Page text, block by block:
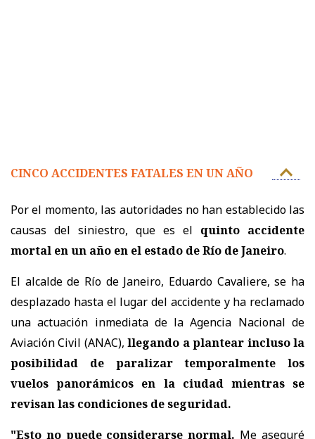
CINCO ACCIDENTES FATALES EN UN AÑO
Por el momento, las autoridades no han establecido las
causas del siniestro, que es el quinto accidente
mortal en un año en el estado de Río de Janeiro.
El alcalde de Río de Janeiro, Eduardo Cavaliere, se ha
desplazado hasta el lugar del accidente y ha reclamado
una actuación inmediata de la Agencia Nacional de
Aviación Civil (ANAC),llegando a plantear incluso la
posibilidad de paralizar temporalmente los
vuelos panorámicos en la ciudad mientras se
revisan las condiciones de seguridad.
"Esto no puede considerarse normal. Me aseguré